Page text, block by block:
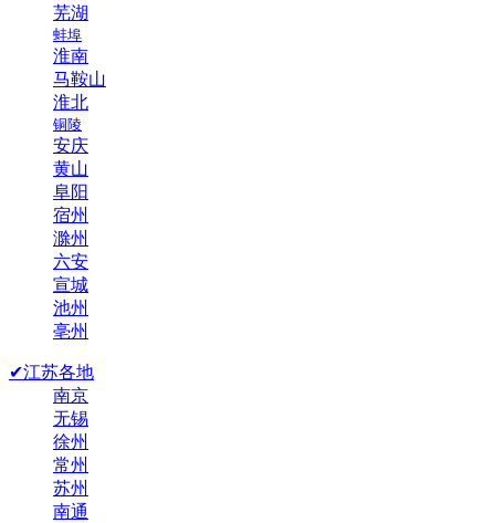
芜湖
蚌埠
淮南
马鞍山
淮北
铜陵
安庆
黄山
阜阳
宿州
滁州
六安
宣城
池州
亳州
✔江苏各地
南京
无锡
徐州
常州
苏州
南通